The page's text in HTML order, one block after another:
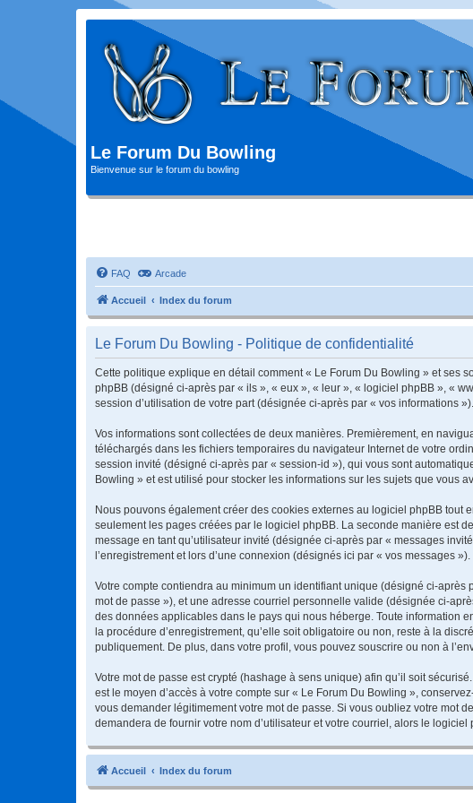
Le Forum Du Bowling
Bienvenue sur le forum du bowling
FAQ Arcade
Accueil Index du forum
Le Forum Du Bowling - Politique de confidentialité
Cette politique explique en détail comment « Le Forum Du Bowling » et ses
phpBB (désigné ci-après par « ils », « eux », « leur », « logiciel phpBB », «
session d’utilisation de votre part (désignée ci-après par « vos informations »).
Vos informations sont collectées de deux manières. Premièrement, en
téléchargés dans les fichiers temporaires du navigateur Internet de votre
session invité (désigné ci-après par « session-id »), qui vous sont
Bowling » et est utilisé pour stocker les informations sur les sujets que vous
Nous pouvons également créer des cookies externes au logiciel phpBB
seulement les pages créées par le logiciel phpBB. La seconde manière est
message en tant qu’utilisateur invité (désignée ci-après par « messages
l’enregistrement et lors d’une connexion (désignés ici par « vos messages »).
Votre compte contiendra au minimum un identifiant unique (désigné ci-
mot de passe »), et une adresse courriel personnelle valide (désignée ci-
des données applicables dans le pays qui nous héberge. Toute information
la procédure d’enregistrement, qu’elle soit obligatoire ou non, reste à la
publiquement. De plus, dans votre profil, vous pouvez souscrire ou non à
Votre mot de passe est crypté (hashage à sens unique) afin qu’il soit
est le moyen d’accès à votre compte sur « Le Forum Du Bowling »,
vous demander légitimement votre mot de passe. Si vous oubliez votre mot
demandera de fournir votre nom d’utilisateur et votre courriel, alors le
Accueil Index du forum